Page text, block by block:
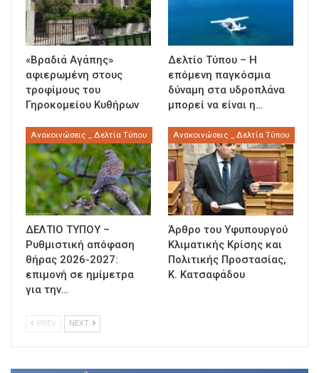
«Βραδιά Αγάπης»
αφιερωμένη στους
τροφίμους του
Γηροκομείου Κυθήρων
Δελτίο Τύπου – Η
επόμενη παγκόσμια
δύναμη στα υδροπλάνα
μπορεί να είναι η…
Ανακοινώσεις _ Δελτία Τύπου
ΔΕΛΤΙΟ ΤΥΠΟΥ –
Ρυθμιστική απόφαση
θήρας 2026-2027:
επιμονή σε ημίμετρα
για την…
Ανακοινώσεις _ Δελτία Τύπου
Άρθρο του Υφυπουργού
Κλιματικής Κρίσης και
Πολιτικής Προστασίας,
Κ. Κατσαφάδου
PREV NEXT